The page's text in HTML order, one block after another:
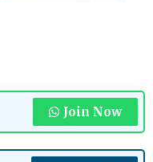
Join Now